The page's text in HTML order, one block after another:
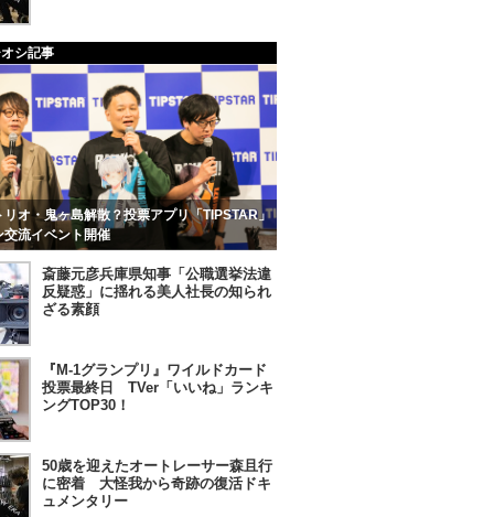
シ記事
リオ・鬼ヶ島解散？投票アプリ「TIPSTAR」
交流イベント開催
斎藤元彦兵庫県知事「公職選挙法違
反疑惑」に揺れる美人社長の知られ
ざる素顔
『M-1グランプリ』ワイルドカード
投票最終日 TVer「いいね」ランキ
ングTOP30！
50歳を迎えたオートレーサー森且行
に密着 大怪我から奇跡の復活ドキ
ュメンタリー